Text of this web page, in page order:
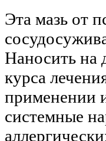
Эта мазь от
Наносить на
курса
применении
системные